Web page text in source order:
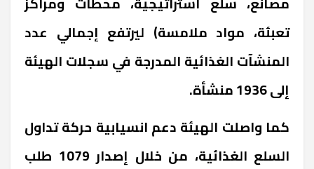
تعبئة، مواد ملامسة) ليرتفع إجمالي عدد
المنشآت الغذائية المدرجة في سجلات الهيئة
إلى 1936 منشأة.
كما واصلت الهيئة دعم انسيابية حركة تداول
السلع الغذائية، من خلال إصدار 1079 طلب